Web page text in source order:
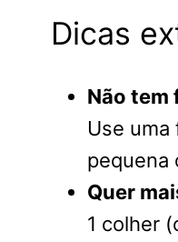
Dicas
Não tem
Use
pequena
Quer
1 colher